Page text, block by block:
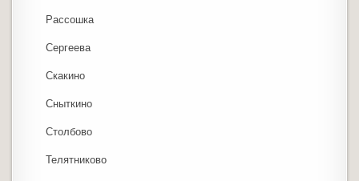
Рассошка
Сергеева
Скакино
Сныткино
Столбово
Телятниково